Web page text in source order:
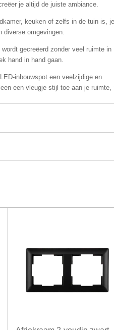
je altijd de juiste ambiance.
keuken of zelfs in de tuin is,
diverse omgevingen.
gecreëerd zonder veel ruimte in
hand in hand gaan.
inbouwspot een veelzijdige en
een vleugje stijl toe aan je ruimte,